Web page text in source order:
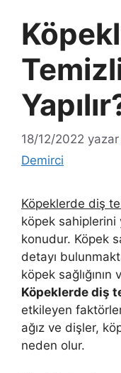
18/12/2022 yazar
Demirci
Köpeklerde diş
köpek sahiplerini
konudur. Köpek
detayı
köpek
Köpeklerde diş
etkileyen
ağız ve dişler,
neden olur.